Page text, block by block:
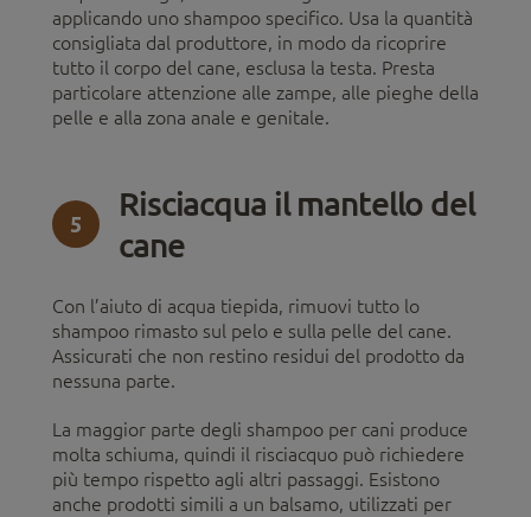
applicando uno shampoo specifico. Usa la quantità
consigliata dal produttore, in modo da ricoprire
tutto il corpo del cane, esclusa la testa. Presta
particolare attenzione alle zampe, alle pieghe della
pelle e alla zona anale e genitale.
5
Risciacqua il mantello del
cane
Con l’aiuto di acqua tiepida, rimuovi tutto lo
shampoo rimasto sul pelo e sulla pelle del cane.
Assicurati che non restino residui del prodotto da
nessuna parte.
La maggior parte degli shampoo per cani produce
molta schiuma, quindi il risciacquo può richiedere
più tempo rispetto agli altri passaggi. Esistono
anche prodotti simili a un balsamo, utilizzati per